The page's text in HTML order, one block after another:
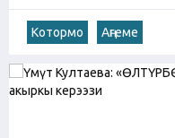
Котормо Аңгеме